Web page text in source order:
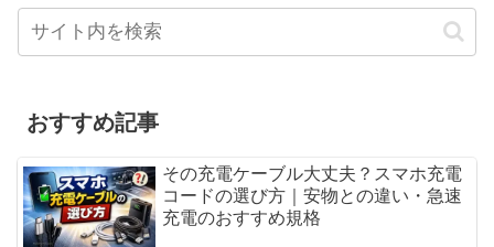
おすすめ記事
その充電ケーブル大丈夫？スマホ充電
コードの選び方｜安物との違い・急速
充電のおすすめ規格